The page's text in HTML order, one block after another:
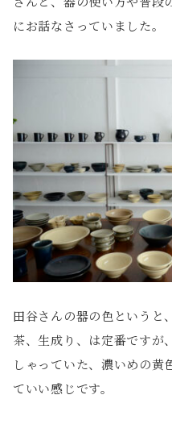
にお話なさっていました。
田谷さんの器の色というと
茶、生成り、は定番ですが
しゃっていた、濃いめの黄
ていい感じです。